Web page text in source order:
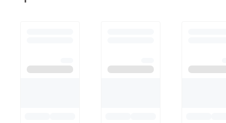
ただけると幸いです。